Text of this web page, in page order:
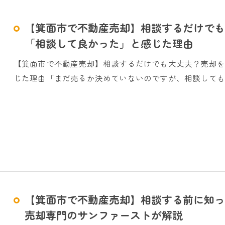
【箕面市で不動産売却】相談するだけで
「相談して良かった」と感じた理由
【箕面市で不動産売却】相談するだけでも大丈夫？売
じた理由「まだ売るか決めていないのですが、相談し
【箕面市で不動産売却】相談する前に知
売却専門のサンファーストが解説